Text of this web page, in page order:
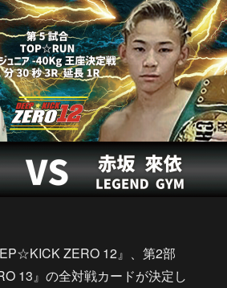
ZERO 12』、第2部
13』の全対戦カードが決定し